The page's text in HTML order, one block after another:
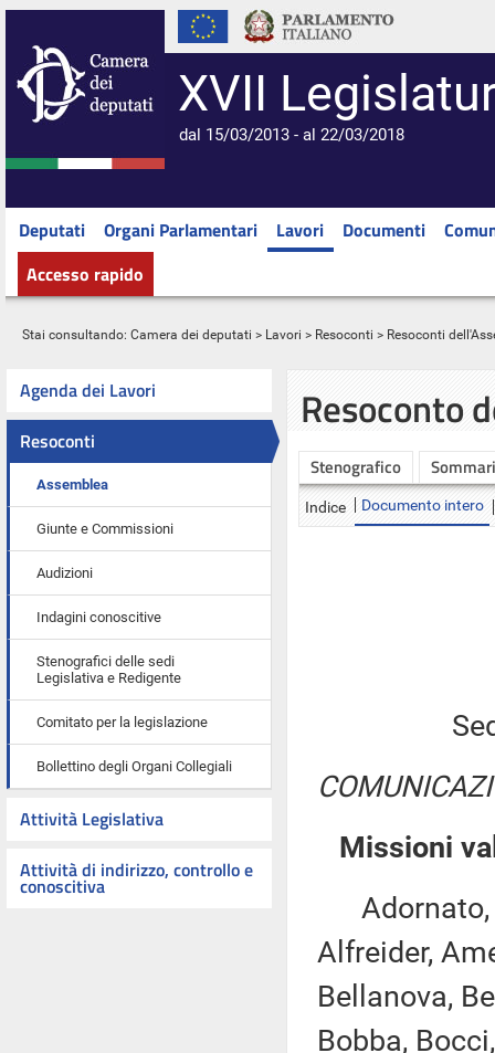
XVII
dal 15/03/2013 - al 22/03/2018
Deputati Organi Parlamentari Lavori Documenti
Accesso rapido
Stai consultando: Camera dei deputati > Lavori > Resoconti > Resoconti
Agenda dei Lavori
Resoconti
Assemblea
Giunte e Commissioni
Audizioni
Indagini conoscitive
Stenografici delle sedi
Legislativa e Redigente
Comitato per la legislazione
Bollettino degli Organi Collegiali
Attività Legislativa
Attività di indirizzo, controllo e
conoscitiva
Resoconto
Stenografico
Indice Documento intero
Missioni
Adornato,
Alfreider,
Bellanova,
Bobba,